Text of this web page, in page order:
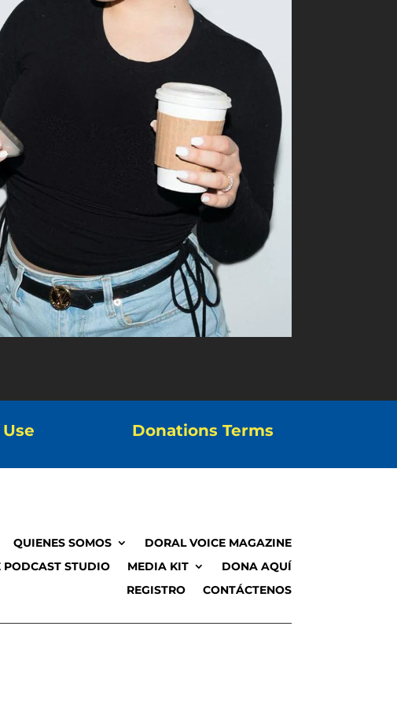
Donations Terms
QUIENES SOMOS
DORAL VOICE MAGAZINE
PODCAST STUDIO MEDIA KIT
DONA AQUÍ
REGISTRO
CONTÁCTENOS